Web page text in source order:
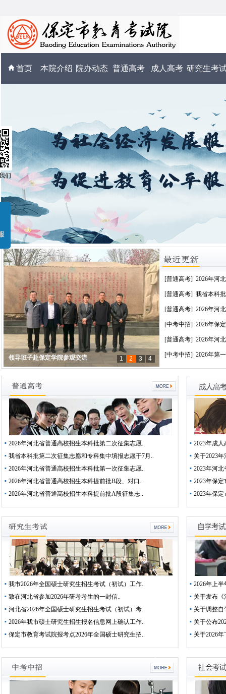
首页 本院介绍 院办动态 普通高考 成人高考 研究生考
保定考试院·春日印象
领导班子赴保定学院参观交流
市教育局陈英民局长和市教育考试院张晓霞院长视察主
城区中考体育测试
领导班子赴保定学院参观交流
1 2 3 4
[普通高考] 2026年河
[普通高考] 我省本科
[普通高考] 2026年河
[中考中招] 2026年保
[普通高考] 2026年河
[中考中招] 2026年第
2026年河北省普通高校招生本科批第二次征集志愿..
我省本科批第二次征集志愿和专科集中填报志愿于7月..
2026年河北省普通高校招生本科批第一次征集志愿..
2026年河北省普通高校招生本科提前批B段、对口..
2026年河北省普通高校招生本科提前批A段征集志..
2023年成
关于2023
2023年河
2023年保
2023年保
我市2026年全国硕士研究生招生考试（初试）工作..
致在河北省参加2026年研考考生的一封信..
河北省2026年全国硕士研究生招生考试（初试）考..
2026年我市硕士研究生招生报名信息网上确认工作..
保定市教育考试院报考点2026年全国硕士研究生招..
2026年上
关于发布《
关于调整自
关于公布
关于2026
们